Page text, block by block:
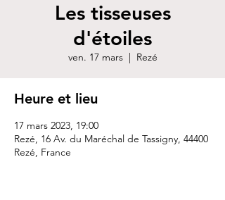
Les tisseuses
d'étoiles
ven. 17 mars
  |
Rezé
Heure et lieu
17 mars 2023, 19:00
Rezé, 16 Av. du Maréchal de Tassigny, 44400
Rezé, France